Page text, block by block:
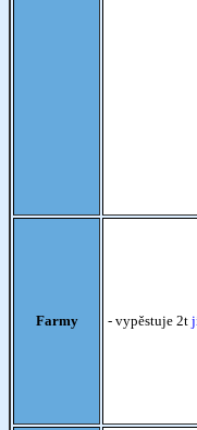
Farmy - vypěstuje 2t